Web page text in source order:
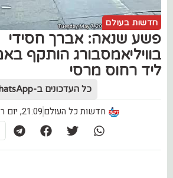
חדשות בעולם
פשע שנאה: אברך חסידי
בוויליאמסבורג הותקף
ליד רחוס מרסי
כל העדכונים ב-WhatsApp
חדשות כל העולם21:09, יום רביעי (8.05)